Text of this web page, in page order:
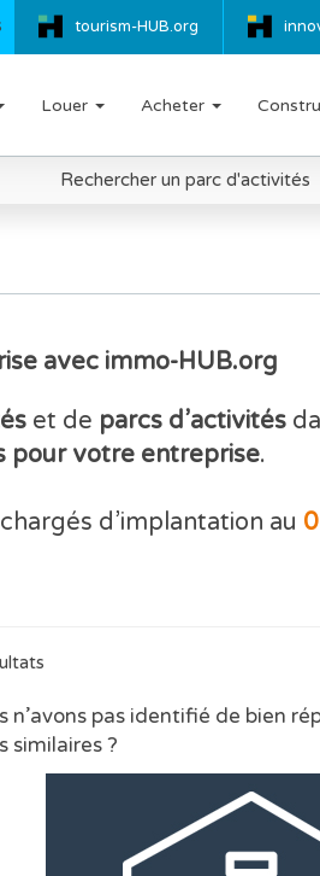
tourism-HUB.org
Louer Acheter
Rechercher un parc d'activités
avec immo-HUB.org
et de parcs d’activités
pour votre entreprise.
d’implantation au
n’avons pas identifié de bien
similaires ?